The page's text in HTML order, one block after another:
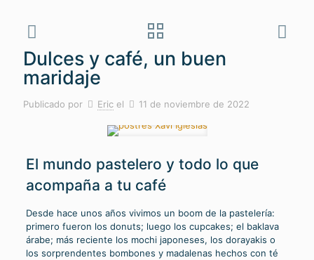
Dulces y café, un buen
maridaje
Publicado por Eric el 11 de noviembre de 2022
El mundo pastelero y todo lo que
acompaña a tu café
Desde hace unos años vivimos un boom de la pastelería:
primero fueron los donuts; luego los cupcakes; el baklava
árabe; más reciente los mochi japoneses, los dorayakis o
los sorprendentes bombones y madalenas hechos con té